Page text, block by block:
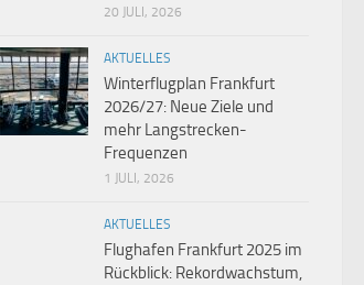
20 JULI, 2026
AKTUELLES
Winterflugplan Frankfurt
2026/27: Neue Ziele und
mehr Langstrecken-
Frequenzen
1 JULI, 2026
AKTUELLES
Flughafen Frankfurt 2025 im
Rückblick: Rekordwachstum,